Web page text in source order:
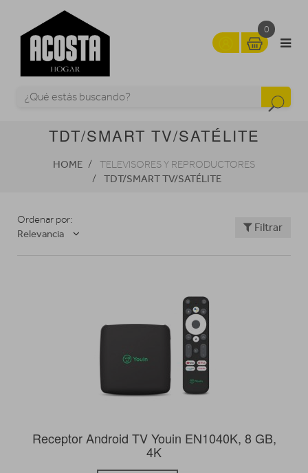
0
TDT/SMART TV/SATÉLITE
HOME TELEVISORES Y REPRODUCTORES
TDT/SMART TV/SATÉLITE
Ordenar por:
Relevancia
Filtrar
Receptor Android TV Youin EN1040K, 8 GB,
4K